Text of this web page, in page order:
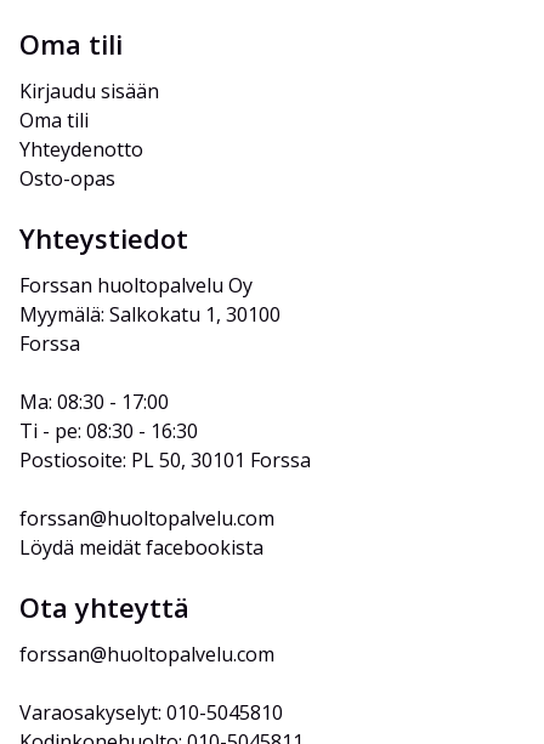
Oma tili
Kirjaudu sisään
Oma tili
Yhteydenotto
Osto-opas
Yhteystiedot
Forssan huoltopalvelu Oy
Myymälä: Salkokatu 1, 30100
Forssa
Ma: 08:30 - 17:00
Ti - pe: 08:30 - 16:30
Postiosoite: PL 50, 30101 Forssa
forssan@huoltopalvelu.com
Löydä meidät facebookista
Ota yhteyttä
forssan@huoltopalvelu.com
Varaosakyselyt: 010-5045810